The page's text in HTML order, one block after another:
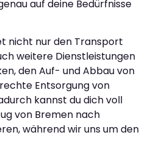
auf deine Bedürfnisse
nicht nur den Transport
weitere Dienstleistungen
den Auf- und Abbau von
Entsorgung von
kannst du dich voll
von Bremen nach
während wir uns um den